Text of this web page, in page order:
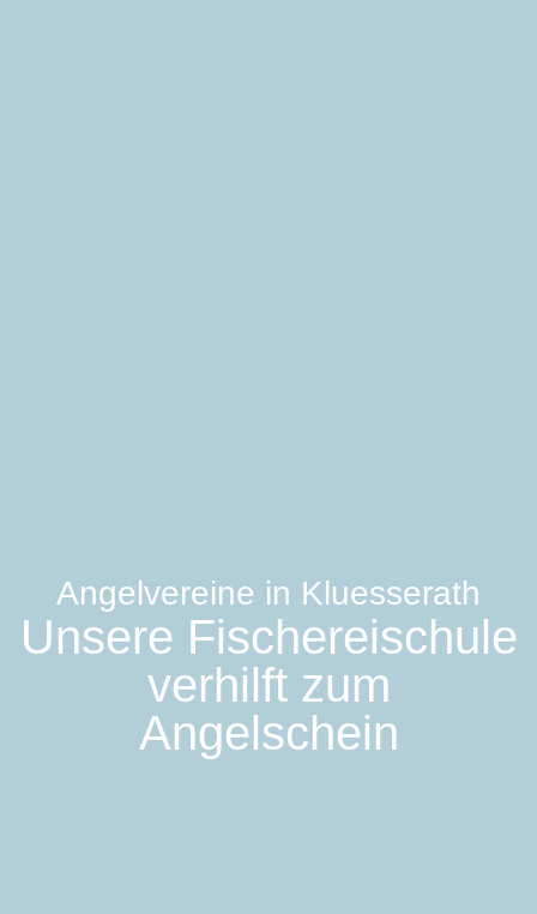
Angelvereine in Kluesserath
Unsere Fischereischule
verhilft zum
Angelschein